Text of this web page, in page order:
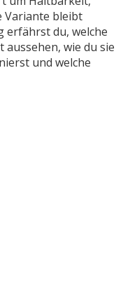
Variante bleibt
erfährst du, welche
aussehen, wie du sie
und welche